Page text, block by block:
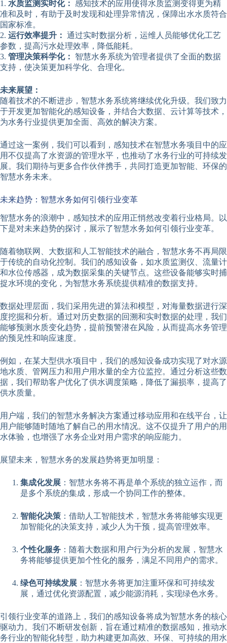
1. 水质监测实时化： 感知技术的应用使得水质监测变得更为精
准和及时，有助于及时发现和处理异常情况，保障出水水质符合
国家标准。
2. 运行效率提升： 通过实时数据分析，运维人员能够优化工艺
参数，提高污水处理效率，降低能耗。
3. 管理决策科学化：
智慧水务系统为管理者提供了全面的数据
支持，使决策更加科学化、合理化。
未来展望：
随着技术的不断进步，智慧水务系统将继续优化升级。我们致力
于开发更加智能化的感知设备，并结合大数据、云计算等技术，
为水务行业提供更加全面、高效的解决方案。
通过这一案例，我们可以看到，感知技术在智慧水务项目中的应
用不仅提高了水资源的管理水平，也推动了水务行业的可持续发
展。我们期待与更多合作伙伴携手，共同打造更加智能、环保的
智慧水务未来。
未来趋势：智慧水务如何引领行业变革
智慧水务的浪潮中，感知技术的应用正悄然改变着行业格局。以
下是对未来趋势的探讨，展示了智慧水务如何引领行业变革。
随着物联网、大数据和人工智能技术的融合，智慧水务不再局限
于传统的自动化控制。我们的感知设备，如水质监测仪、流量计
和水位传感器，成为数据采集的关键节点。这些设备能够实时捕
捉水环境的变化，为智慧水务系统提供精准的数据支持。
数据处理层面，我们采用先进的算法和模型，对海量数据进行深
度挖掘和分析。通过对历史数据的回溯和实时数据的处理，我们
能够预测水质变化趋势，提前预警潜在风险，从而提高水务管理
的预见性和响应速度。
例如，在某大型供水项目中，我们的感知设备成功实现了对水源
地水质、管网压力和用户用水量的全方位监控。通过分析这些数
据，我们帮助客户优化了供水调度策略，降低了漏损率，提高了
供水质量。
用户端，我们的智慧水务解决方案通过移动应用和在线平台，让
用户能够随时随地了解自己的用水情况。这不仅提升了用户的用
水体验，也增强了水务企业对用户需求的响应能力。
展望未来，智慧水务的发展趋势将更加明显：
集成化发展 ：智慧水务将不再是单个系统的独立运作，而
是多个系统的集成，形成一个协同工作的整体。
智能化决策 ：借助人工智能技术，智慧水务将能够实现更
加智能化的决策支持，减少人为干预，提高管理效率。
个性化服务 ：随着大数据和用户行为分析的发展，智慧水
务将能够提供更加个性化的服务，满足不同用户的需求。
绿色可持续发展 ：智慧水务将更加注重环保和可持续发
展，通过优化资源配置，减少能源消耗，实现绿色水务。
引领行业变革的道路上，我们的感知设备将成为智慧水务的核心
驱动力。我们不断研发创新，旨在通过精准的数据感知，推动水
务行业的智能化转型，助力构建更加高效、环保、可持续的用水